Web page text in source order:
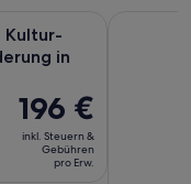
109 €
pro
Kultur-
in
Der
Preis
beträgt
196 €
196 €
inkl. Steuern &
Gebühren
pro Erw.